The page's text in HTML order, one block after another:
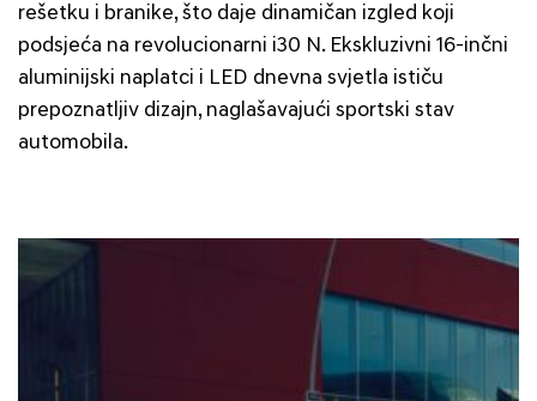
rešetku i branike, što daje dinamičan izgled koji
podsjeća na revolucionarni i30 N. Ekskluzivni 16-inčni
aluminijski naplatci i LED dnevna svjetla ističu
prepoznatljiv dizajn, naglašavajući sportski stav
automobila.